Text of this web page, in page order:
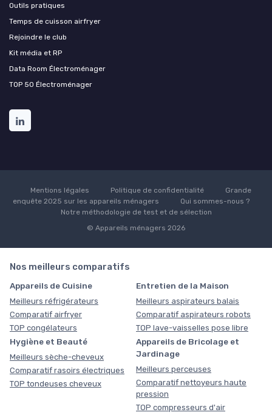
Outils pratiques
Temps de cuisson airfryer
Rejoindre le club
Kit média et RP
Data Room Électroménager
TOP 50 Électroménager
Mentions légales Politique de confidentialité
Grande
enquête 2025 sur les appareils ménagers
Qui sommes-nous ?
Notre méthodologie de test et de sélection
© Appareils ménagers 2026
Nos meilleurs comparatifs
Appareils de Cuisine
Meilleurs réfrigérateurs
Comparatif airfryer
TOP congélateurs
Entretien de la Maison
Meilleurs aspirateurs balais
Comparatif aspirateurs robots
TOP lave-vaisselles pose libre
Hygiène et Beauté
Meilleurs sèche-cheveux
Comparatif rasoirs électriques
TOP tondeuses cheveux
Appareils de Bricolage et
Jardinage
Meilleurs perceuses
Comparatif nettoyeurs haute
pression
TOP compresseurs d'air